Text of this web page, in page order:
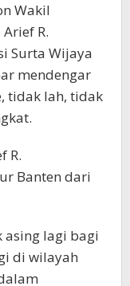
Wakil
R.
Surta Wijaya
mendengar
tidak lah, tidak
R.
Banten dari
asing lagi bagi
di wilayah